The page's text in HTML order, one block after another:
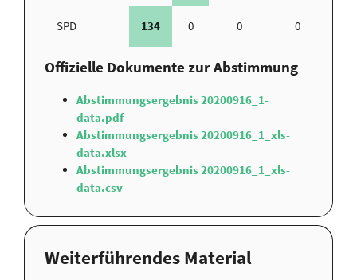
SPD 134 0 0 0
Offizielle Dokumente zur Abstimmung
Abstimmungsergebnis 20200916_1-
data.pdf
Abstimmungsergebnis 20200916_1_xls-
data.xlsx
Abstimmungsergebnis 20200916_1_xls-
data.csv
Weiterführendes Material